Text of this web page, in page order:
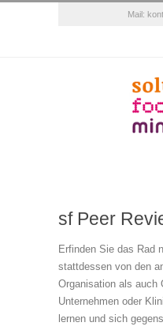
Mail:
sf Peer
Erfinden Sie das Rad
stattdessen von den
Organisation als auch
Unternehmen oder
lernen und sich